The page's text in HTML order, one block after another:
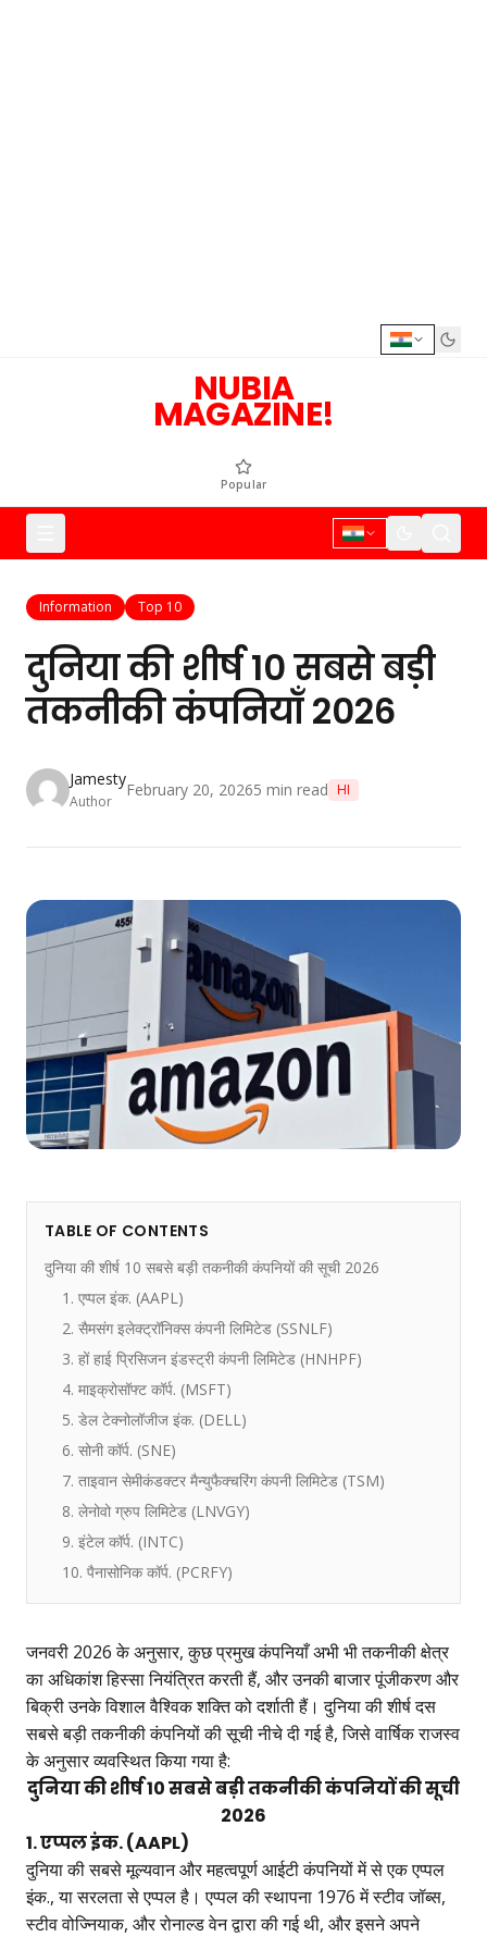
NUBIA
MAGAZINE!
Popular
Information Top 10
दुनिया की शीर्ष 10 सबसे बड़ी
तकनीकी कंपनियाँ 2026
Jamesty
Author
February 20, 20265 min read HI
TABLE OF CONTENTS
दुनिया की शीर्ष 10 सबसे बड़ी तकनीकी कंपनियों की सूची 2026
1. एप्पल इंक. (AAPL)
2. सैमसंग इलेक्ट्रॉनिक्स कंपनी लिमिटेड (SSNLF)
3. हों हाई प्रिसिजन इंडस्ट्री कंपनी लिमिटेड (HNHPF)
4. माइक्रोसॉफ्ट कॉर्प. (MSFT)
5. डेल टेक्नोलॉजीज इंक. (DELL)
6. सोनी कॉर्प. (SNE)
7. ताइवान सेमीकंडक्टर मैन्युफैक्चरिंग कंपनी लिमिटेड (TSM)
8. लेनोवो ग्रुप लिमिटेड (LNVGY)
9. इंटेल कॉर्प. (INTC)
10. पैनासोनिक कॉर्प. (PCRFY)
जनवरी 2026 के अनुसार, कुछ प्रमुख कंपनियाँ अभी भी तकनीकी क्षेत्र
का अधिकांश हिस्सा नियंत्रित करती हैं, और उनकी बाजार पूंजीकरण और
बिक्री उनके विशाल वैश्विक शक्ति को दर्शाती हैं। दुनिया की शीर्ष दस
सबसे बड़ी तकनीकी कंपनियों की सूची नीचे दी गई है, जिसे वार्षिक राजस्व
के अनुसार व्यवस्थित किया गया है:
दुनिया की शीर्ष 10 सबसे बड़ी तकनीकी कंपनियों की सूची
2026
1. एप्पल इंक. (AAPL)
दुनिया की सबसे मूल्यवान और महत्वपूर्ण आईटी कंपनियों में से एक एप्पल
इंक., या सरलता से एप्पल है। एप्पल की स्थापना 1976 में स्टीव जॉब्स,
स्टीव वोज्नियाक, और रोनाल्ड वेन द्वारा की गई थी, और इसने अपने